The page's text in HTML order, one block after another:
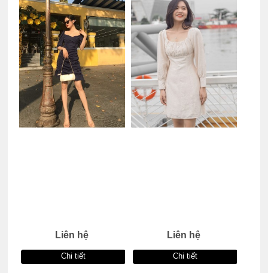
Liên hệ
Chi tiết
Liên hệ
Chi tiết